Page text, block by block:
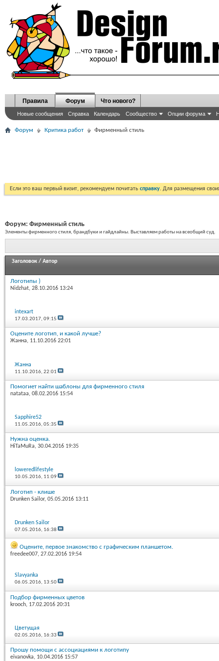
Правила Форум
Новые сообщения Справка Календарь Сообщество Опции форума
Что нового?
Форум Критика работ Фирменный стиль
Если это ваш первый визит, рекомендуем почитать справку. Для размещения
Форум: Фирменный стиль
Элементы фирменного стиля, брандбуки и гайдлайны. Выставляем работы на всеобщий суд.
Заголовок / Автор
Логотипы )
Nidzhat, 28.10.2016 13:24
intexart
17.03.2017,09:15
Оцените логотип, и какой лучше?
Жанна, 11.10.2016 22:01
Жанна
11.10.2016,22:01
Помогиет найти шаблоны для фирменного стиля
natataa, 08.02.2016 15:54
Sapphire52
11.05.2016,05:35
Нужна оценка.
HiTaMuRa, 30.04.2016 19:35
loweredlifestyle
10.05.2016, 11:09
Логотип - клише
Drunken Sailor, 05.05.2016 13:11
Drunken Sailor
07.05.2016, 16:38
Оцените, первое знакомство с графическим планшетом.
freedee007, 27.02.2016 19:54
Slavyanka
06.05.2016, 13:50
Подбор фирменных цветов
krooch, 17.02.2016 20:31
Цветущая
02.05.2016, 16:33
Прошу помощи с ассоциациями к логотипу
eivanovka, 10.04.2016 15:57